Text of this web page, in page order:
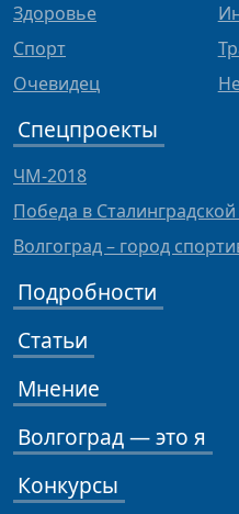
Здоровье
Спорт
Очевидец
Спецпроекты
ЧМ-2018
Победа в
Волгоград – город
Подробности
Статьи
Мнение
Волгоград — это я
Конкурсы